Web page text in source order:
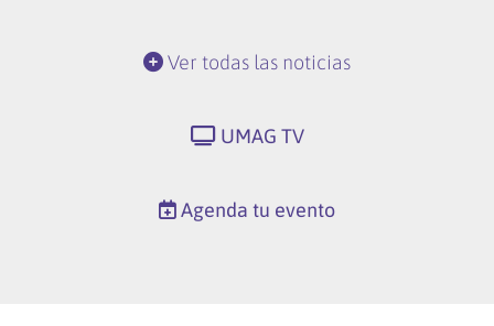
Ver todas las noticias
UMAG TV
Agenda tu evento